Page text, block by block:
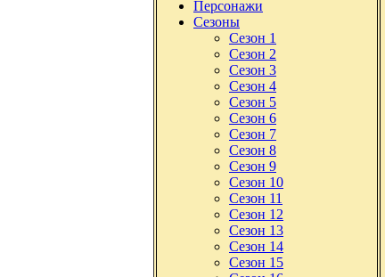
Персонажи
Сезоны
Сезон 1
Сезон 2
Сезон 3
Сезон 4
Сезон 5
Сезон 6
Сезон 7
Сезон 8
Сезон 9
Сезон 10
Сезон 11
Сезон 12
Сезон 13
Сезон 14
Сезон 15